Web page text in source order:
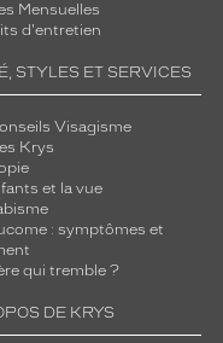
Mensuelles
d'entretien
STYLES ET SERVICES
Visagisme
Krys
et la vue
: symptômes et
qui tremble ?
DE KRYS